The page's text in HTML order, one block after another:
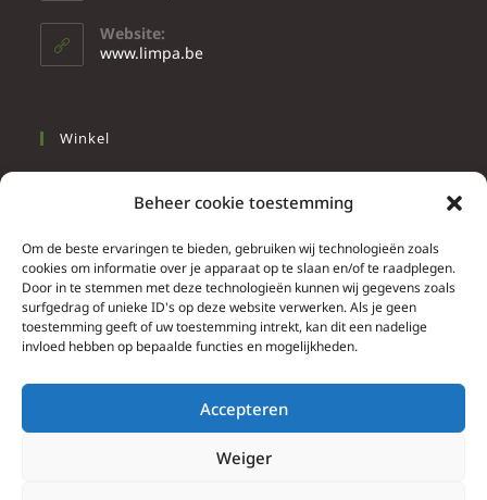
Beheer cookie toestemming
Om de beste ervaringen te bieden, gebruiken wij technologieën zoals
cookies om informatie over je apparaat op te slaan en/of te raadplegen.
Door in te stemmen met deze technologieën kunnen wij gegevens zoals
surfgedrag of unieke ID's op deze website verwerken. Als je geen
toestemming geeft of uw toestemming intrekt, kan dit een nadelige
invloed hebben op bepaalde functies en mogelijkheden.
Accepteren
Weiger
Website:
www.limpa.be
Winkel
Wonen
Info
Contacteer ons